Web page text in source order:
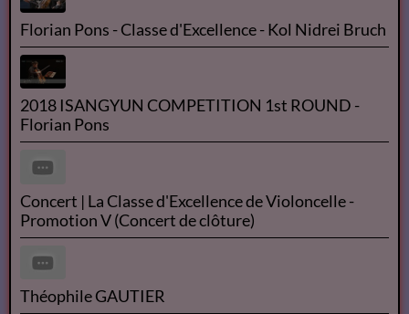
Les Misérables - tome 1 by Victor HUGO read by
Didier Part 1/2 | Full Audio Book
Florian Pons's Preliminary Round at the 2018
Schoenfeld International String Competition
Florian Pons - Classe d'Excellence - Kol Nidrei Bruch